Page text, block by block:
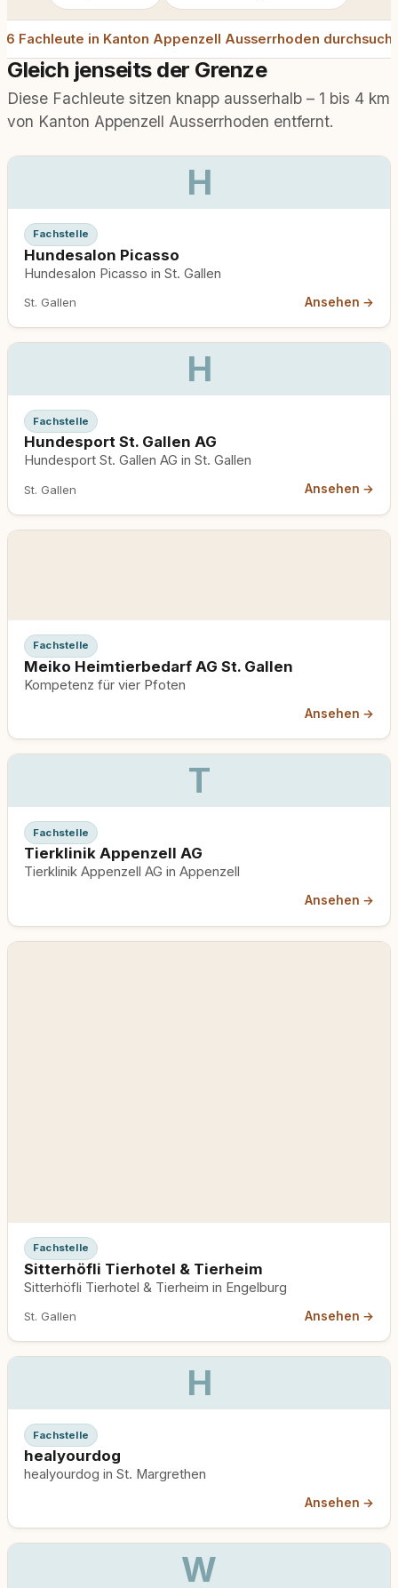
6 Fachleute in Kanton Appenzell Ausserrhoden
Gleich jenseits der Grenze
Diese Fachleute sitzen knapp ausserhalb – 1 bis 4 km
von Kanton Appenzell Ausserrhoden entfernt.
H
Fachstelle
Hundesalon Picasso
Hundesalon Picasso in St. Gallen
St. Gallen Ansehen →
H
Fachstelle
Hundesport St. Gallen AG
Hundesport St. Gallen AG in St. Gallen
St. Gallen Ansehen →
Fachstelle
Meiko Heimtierbedarf AG St. Gallen
Kompetenz für vier Pfoten
Ansehen →
T
Fachstelle
Tierklinik Appenzell AG
Tierklinik Appenzell AG in Appenzell
Ansehen →
Fachstelle
Sitterhöfli Tierhotel & Tierheim
Sitterhöfli Tierhotel & Tierheim in Engelburg
St. Gallen Ansehen →
H
Fachstelle
healyourdog
healyourdog in St. Margrethen
Ansehen →
W